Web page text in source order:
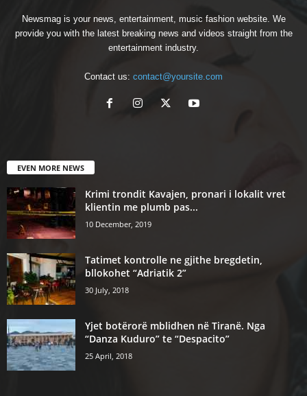
Newsmag is your news, entertainment, music fashion website. We
provide you with the latest breaking news and videos straight from the
entertainment industry.
Contact us: contact@yoursite.com
EVEN MORE NEWS
Krimi trondit Kavajen, pronari i lokalit vret
klientin me plumb pas...
10 December, 2019
Tatimet kontrolle ne gjithe bregdetin,
bllokohet “Adriatik 2”
30 July, 2018
Yjet botërorë mblidhen në Tiranë. Nga
“Danza Kuduro” te “Despacito”
25 April, 2018